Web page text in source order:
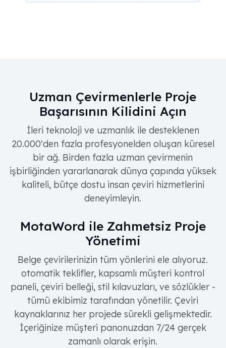
Uzman Çevirmenlerle Proje
Başarısının Kilidini Açın
İleri teknoloji ve uzmanlık ile desteklenen
20.000'den fazla profesyonelden oluşan küresel
bir ağ. Birden fazla uzman çevirmenin
işbirliğinden yararlanarak dünya çapında yüksek
kaliteli, bütçe dostu insan çeviri hizmetlerini
deneyimleyin.
MotaWord ile Zahmetsiz Proje
Yönetimi
Belge çevirilerinizin tüm yönlerini ele alıyoruz.
otomatik teklifler, kapsamlı müşteri kontrol
paneli, çeviri belleği, stil kılavuzları, ve sözlükler -
tümü ekibimiz tarafından yönetilir. Çeviri
kaynaklarınız her projede sürekli gelişmektedir.
İçeriğinize müşteri panonuzdan 7/24 gerçek
zamanlı olarak erişin.